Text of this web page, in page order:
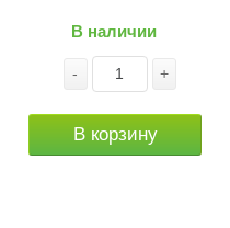
В наличии
- +
В корзину